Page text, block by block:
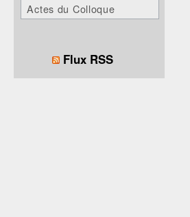
Actes du Colloque
Flux RSS